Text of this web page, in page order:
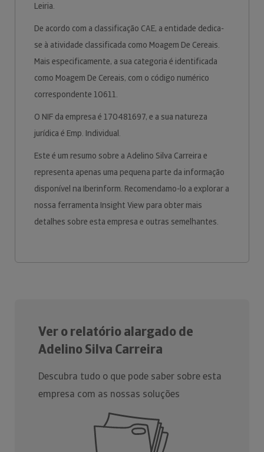
Leiria.
De acordo com a classificação CAE, a entidade dedica-
se à atividade classificada como Moagem De Cereais.
Mais especificamente, a sua categoria é identificada
como Moagem De Cereais, com o código numérico
correspondente 10611.
O NIF da empresa é 170481697, e a sua natureza
jurídica é Emp. Individual.
Este é um resumo sobre a Adelino Silva Carreira e
representa apenas uma pequena parte da informação
disponível na Iberinform. Recomendamo-lo a explorar a
nossa ferramenta Insight View para obter mais
detalhes sobre esta empresa e outras semelhantes.
Ver o relatório alargado de
Adelino Silva Carreira
Descubra tudo o que pode saber sobre esta
empresa com as nossas soluções